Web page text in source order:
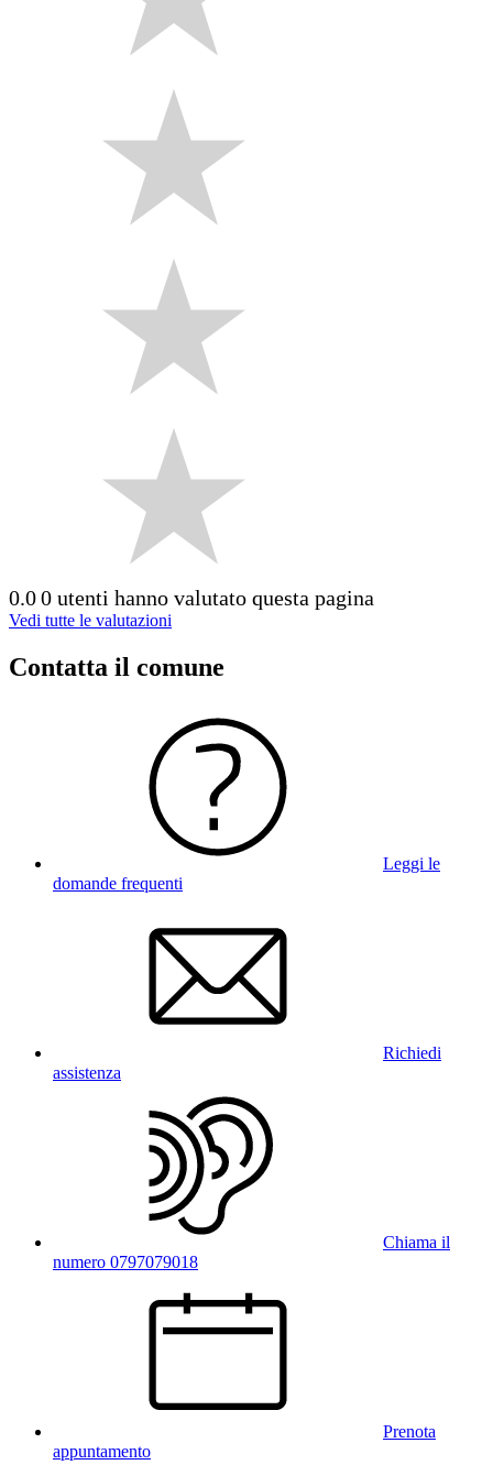
0.00 utenti hanno valutato questa pagina
Vedi tutte le valutazioni
Contatta il comune
Leggi le
domande frequenti
Richiedi
assistenza
Chiama il
numero 0797079018
Prenota
appuntamento